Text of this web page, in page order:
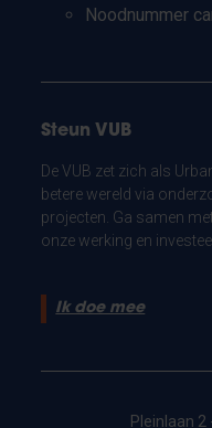
Noodnummer
Steun VUB
De VUB zet zich als
betere wereld via
projecten. Ga samen
onze werking en
Ik doe mee
Pleinlaan 2